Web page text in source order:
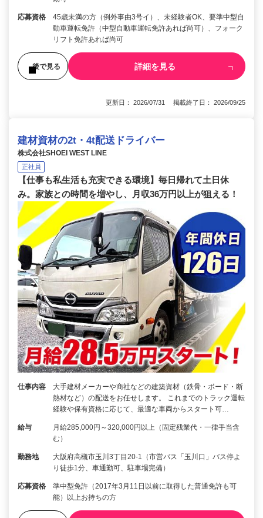
応募資格
45歳未満の方（例外事由3号イ）、未経験者OK、要準中型自
動車運転免許（中型自動車運転免許あれば尚可）、フォーク
リフト免許あれば尚可
後で見る 詳細を見る
更新日： 2026/07/31 掲載終了日： 2026/09/25
建材資材の2t・4t配送ドライバー
株式会社SHOEI WEST LINE
正社員
【仕事も私生活も充実できる環境】毎日帰れて土日休
み。家族との時間を増やし、月収36万円以上が狙える！
仕事内容
大手建材メーカーや商社などの建築資材（鉄骨・ボード・断
熱材など）の配送をお任せします。 これまでのトラック運転
経験や保有資格に応じて、最適な車両からスタート可…
給与
月給285,000円～320,000円以上（固定残業代・一律手当含
む）
勤務地
大阪府高槻市玉川3丁目20-1（市営バス「玉川口」バス停よ
り徒歩1分、車通勤可、駐車場完備）
応募資格
準中型免許（2017年3月11日以前に取得した普通免許も可
能）以上お持ちの方